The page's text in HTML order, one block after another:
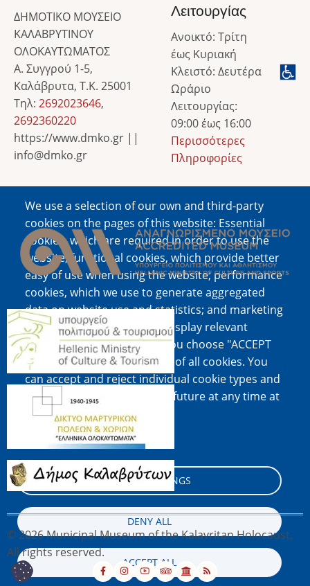
We use a selection of our own and third-party
cookies on the pages of this website: Essential
cookies, which are required in order to use the
website; functional cookies, which provide better
easy of use when using the website; performance
cookies, which we use to generate aggregated
data on website use and statistics; and marketing
cookies, which are used to display relevant
content and advertising. If you choose "ACCEPT
ALL", you consent to the use of all cookies. You
can accept and reject individual cookie types and
revoke your consent for the future at any time at
"Settings".
Cookie documentation
COOKIE SETTINGS
DENY ALL
ACCEPT ALL
ΔΗΜΟΤΙΚΟ ΜΟΥΣΕΙΟ
ΚΑΛΑΒΡΥΤΙΝΟΥ
ΟΛΟΚΑΥΤΩΜΑΤΟΣ
Α. Συγγρού 1-5,
Καλάβρυτα, Τ.Κ. 25001
Τηλ: 2692023646,
2692360220
https://www.dmko.gr ||
info@dmko.gr
Λειτουργίας
Ανοικτό: Τρίτη
έως Κυριακή
Κλειστό: Δευτέρα
Ωράριο
Λειτουργίας:
09:00 έως 16:00
Περισσότερες
Πληροφορίες
Image
Image
Image
Image
© 2026 Municipal Museum of the Kalavritan Holocaust,
All rights reserved.